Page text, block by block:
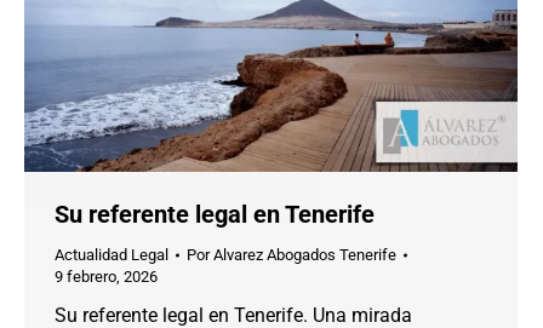
Su referente legal en Tenerife
Actualidad Legal PorAlvarez Abogados Tenerife
9 febrero, 2026
Su referente legal en Tenerife. Una mirada